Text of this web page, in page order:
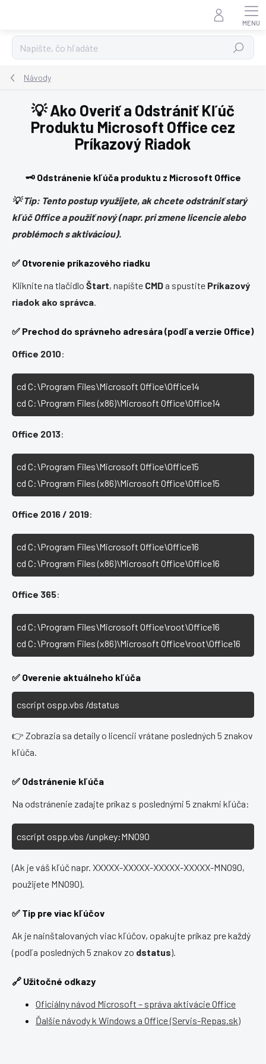
Hľadať
Návody
💡 Ako Overiť a Odstrániť Kľúč
Produktu Microsoft Office cez
Príkazový Riadok
🗝️ Odstránenie kľúča produktu z Microsoft Office
💡 Tip: Tento postup využijete, ak chcete odstrániť starý
kľúč Office a použiť nový (napr. pri zmene licencie alebo
problémoch s aktiváciou).
✅ Otvorenie príkazového riadku
Kliknite na tlačidlo Štart, napíšte CMD a spustite Príkazový
riadok ako správca.
✅ Prechod do správneho adresára (podľa verzie Office)
Office 2010:
cd C:\Program Files\Microsoft Office\Office14
cd C:\Program Files (x86)\Microsoft Office\Office14
Office 2013:
cd C:\Program Files\Microsoft Office\Office15
cd C:\Program Files (x86)\Microsoft Office\Office15
Office 2016 / 2019:
cd C:\Program Files\Microsoft Office\Office16
cd C:\Program Files (x86)\Microsoft Office\Office16
Office 365:
cd C:\Program Files\Microsoft Office\root\Office16
cd C:\Program Files (x86)\Microsoft Office\root\Office16
✅ Overenie aktuálneho kľúča
cscript ospp.vbs /dstatus
👉 Zobrazia sa detaily o licencii vrátane posledných 5 znakov
kľúča.
✅ Odstránenie kľúča
Na odstránenie zadajte príkaz s poslednými 5 znakmi kľúča:
cscript ospp.vbs /unpkey:MNO90
(Ak je váš kľúč napr. XXXXX-XXXXX-XXXXX-XXXXX-MNO90,
použijete MNO90).
✅ Tip pre viac kľúčov
Ak je nainštalovaných viac kľúčov, opakujte príkaz pre každý
(podľa posledných 5 znakov zo dstatus).
🔗 Užitočné odkazy
Oficiálny návod Microsoft – správa aktivácie Office
Ďalšie návody k Windows a Office (Servis-Repas.sk)